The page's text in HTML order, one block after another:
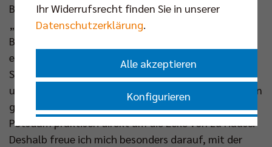
Begegnungen mit großer Vorfreude entgegen:
„Länderspiele in Deutschland sind immer etwas
Besonderes. Vor den eigenen Fans zu spielen, macht
einfach am meisten Spaß – gerade auch für viele
Spieler, die während der Klub-Saison im Ausland
unterwegs sind.“ Zudem sind die Länderspiele für den
gebürtigen Berliner quasi ein Heimspiel: „Für mich ist
Potsdam praktisch direkt um die Ecke von zu Hause.
Deshalb freue ich mich besonders darauf, mit der
Ihr Widerrufsrecht finden Sie in unserer
Datenschutzerklärung
Alle akzeptieren
Konfigurieren
Nur essenzielle Cookies akzeptieren